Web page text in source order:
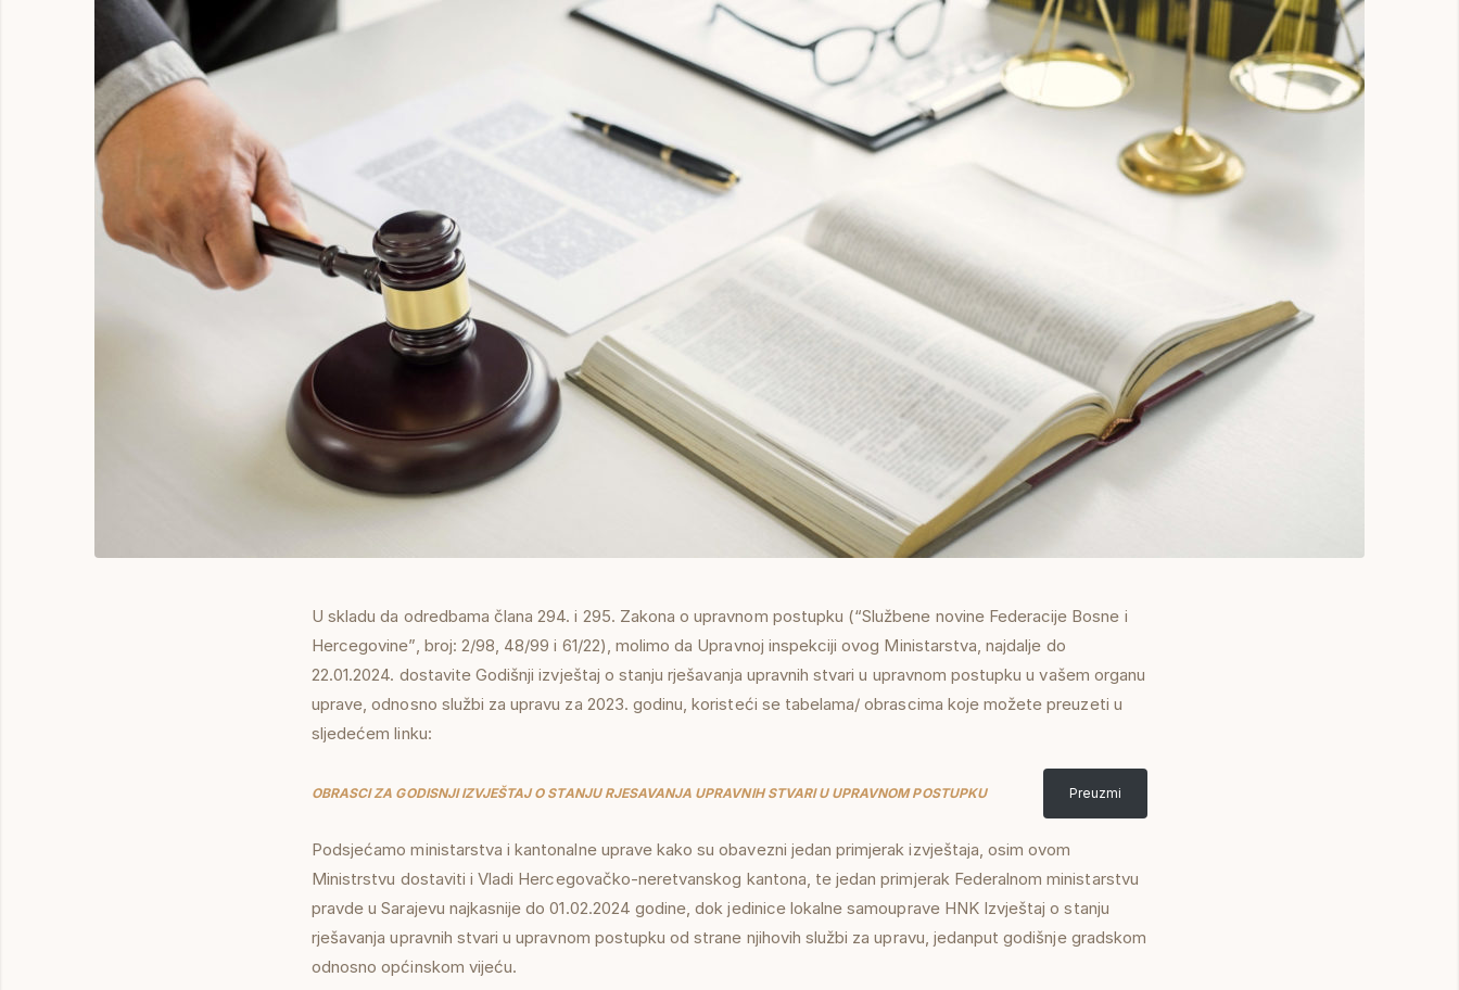
U skladu da odredbama člana 294. i 295. Zakona o upravnom postupku (“Službene novine Federacije Bosne i
Hercegovine”, broj: 2/98, 48/99 i 61/22), molimo da Upravnoj inspekciji ovog Ministarstva, najdalje do
22.01.2024. dostavite Godišnji izvještaj o stanju rješavanja upravnih stvari u upravnom postupku u vašem organu
uprave, odnosno službi za upravu za 2023. godinu, koristeći se tabelama/ obrascima koje možete preuzeti u
sljedećem linku:
OBRASCI ZA GODISNJI IZVJEŠTAJ O STANJU RJESAVANJA UPRAVNIH STVARI U UPRAVNOM POSTUPKU Preuzmi
Podsjećamo ministarstva i kantonalne uprave kako su obavezni jedan primjerak izvještaja, osim ovom
Ministrstvu dostaviti i Vladi Hercegovačko-neretvanskog kantona, te jedan primjerak Federalnom ministarstvu
pravde u Sarajevu najkasnije do 01.02.2024 godine, dok jedinice lokalne samouprave HNK Izvještaj o stanju
rješavanja upravnih stvari u upravnom postupku od strane njihovih službi za upravu, jedanput godišnje gradskom
odnosno općinskom vijeću.